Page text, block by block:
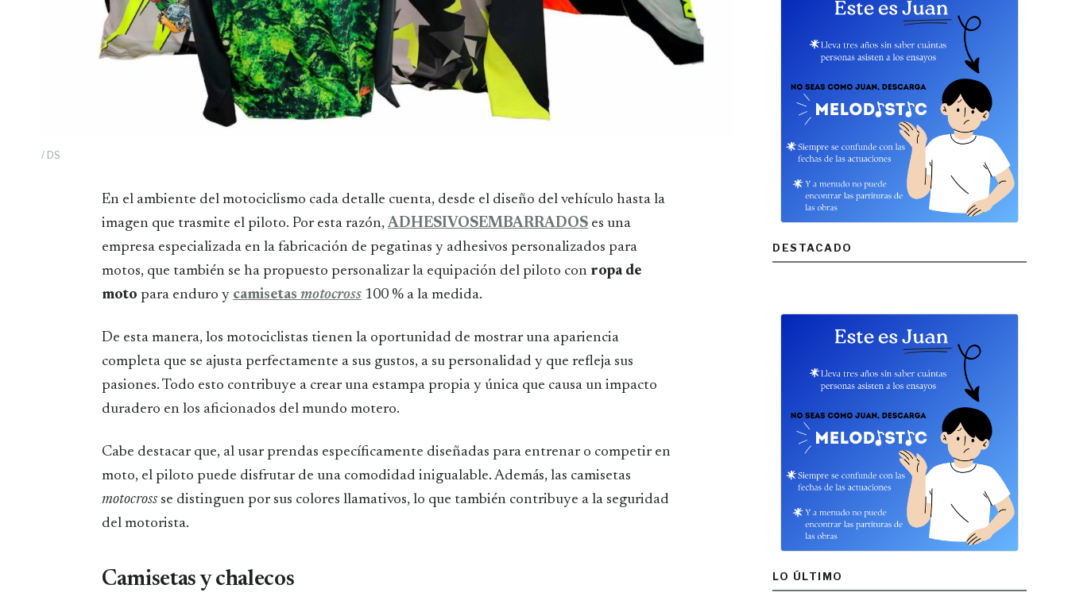
/ DS
En el ambiente del motociclismo cada detalle cuenta, desde el diseño del vehículo hasta la
imagen que trasmite el piloto. Por esta razón,ADHESIVOSEMBARRADOS es una
empresa especializada en la fabricación de pegatinas y adhesivos personalizados para
motos, que también se ha propuesto personalizar la equipación del piloto con ropa de
moto para enduro y camisetas motocross 100 % a la medida.
De esta manera, los motociclistas tienen la oportunidad de mostrar una apariencia
completa que se ajusta perfectamente a sus gustos, a su personalidad y que refleja sus
pasiones. Todo esto contribuye a crear una estampa propia y única que causa un impacto
duradero en los aficionados del mundo motero.
Cabe destacar que, al usar prendas específicamente diseñadas para entrenar o competir en
moto, el piloto puede disfrutar de una comodidad inigualable. Además, las camisetas
motocross se distinguen por sus colores llamativos, lo que también contribuye a la seguridad
del motorista.
Camisetas y chalecos
DESTACADO
LO ÚLTIMO